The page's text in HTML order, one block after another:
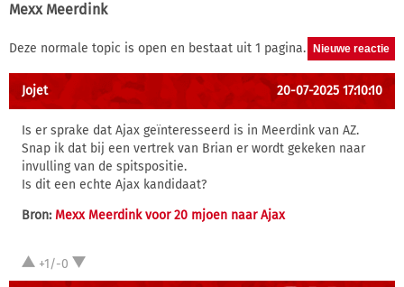
Mexx Meerdink
Deze normale topic is open en bestaat uit 1 pagina.
Jojet 20-07-2025 17:10:10
Is er sprake dat Ajax geïnteresseerd is in Meerdink van AZ.
Snap ik dat bij een vertrek van Brian er wordt gekeken naar
invulling van de spitspositie.
Is dit een echte Ajax kandidaat?
Bron:Mexx Meerdink voor 20 mjoen naar Ajax
+1/-0